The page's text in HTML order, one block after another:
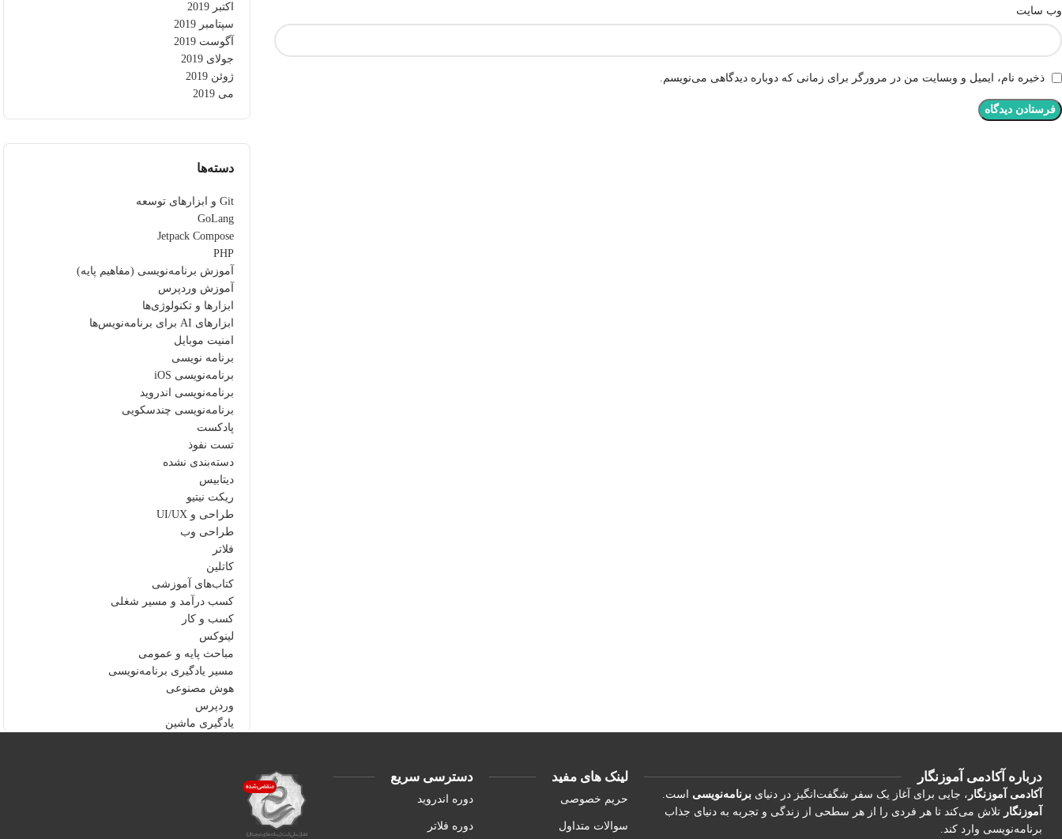
وب‌ سایت
ذخیره نام، ایمیل و وبسایت من در مرورگر برای زمانی که دوباره دیدگاهی می‌نویسم.
اکتبر 2019
سپتامبر 2019
آگوست 2019
جولای 2019
ژوئن 2019
می 2019
دسته‌ها
Git و ابزارهای توسعه
GoLang
Jetpack Compose
PHP
آموزش برنامه‌نویسی (مفاهیم پایه)
آموزش وردپرس
ابزارها و تکنولوژی‌ها
ابزارهای AI برای برنامه‌نویس‌ها
امنیت موبایل
برنامه نویسی
برنامه‌نویسی iOS
برنامه‌نویسی اندروید
برنامه‌نویسی چندسکویی
پادکست
تست نفوذ
دسته‌بندی نشده
دیتابیس
ریکت نیتیو
طراحی و UI/UX
طراحی وب
فلاتر
کاتلین
کتاب‌های آموزشی
کسب درآمد و مسیر شغلی
کسب و کار
لینوکس
مباحث پایه و عمومی
مسیر یادگیری برنامه‌نویسی
هوش مصنوعی
وردپرس
یادگیری ماشین
درباره آکادمی آموزنگار
آکادمی آموزنگار ، جایی برای آغاز یک سفر شگفت‌انگیز در دنیای برنامه‌نویسی است.
آموزنگار تلاش می‌کند تا هر فردی را از هر سطحی از زندگی و تجربه به دنیای جذاب
برنامه‌نویسی وارد کند.
لینک های مفید
حریم خصوصی
سوالات متداول
دسترسی سریع
دوره اندروید
دوره فلاتر